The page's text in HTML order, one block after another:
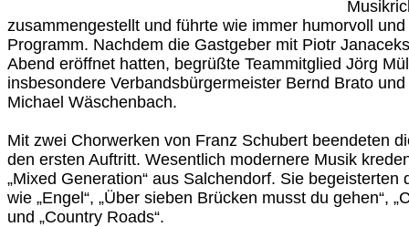
zusammengestellt und führte wie immer humorvoll
Programm. Nachdem die Gastgeber mit Piotr
Abend eröffnet hatten, begrüßte Teammitglied Jörg
insbesondere Verbandsbürgermeister Bernd Brato
Michael Wäschenbach.
Mit zwei Chorwerken von Franz Schubert beendeten
den ersten Auftritt. Wesentlich modernere Musik
„Mixed Generation“ aus Salchendorf. Sie begeisterten
wie „Engel“, „Über sieben Brücken musst du gehen“,
und „Country Roads“.